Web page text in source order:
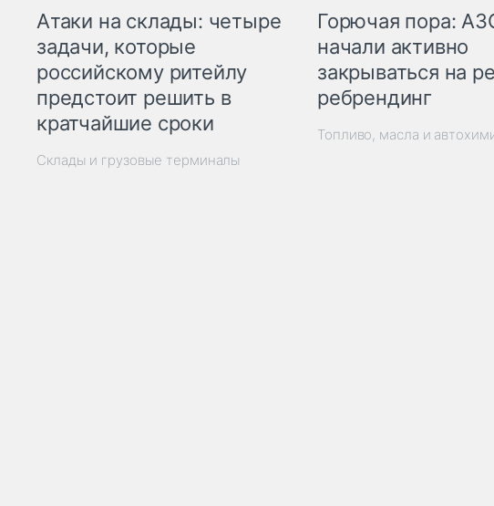
Атаки на склады: четыре
задачи, которые
российскому ритейлу
предстоит решить в
кратчайшие сроки
Склады и грузовые терминалы
Горючая пора:
начали активно
закрываться на
ребрендинг
Топливо, масла и